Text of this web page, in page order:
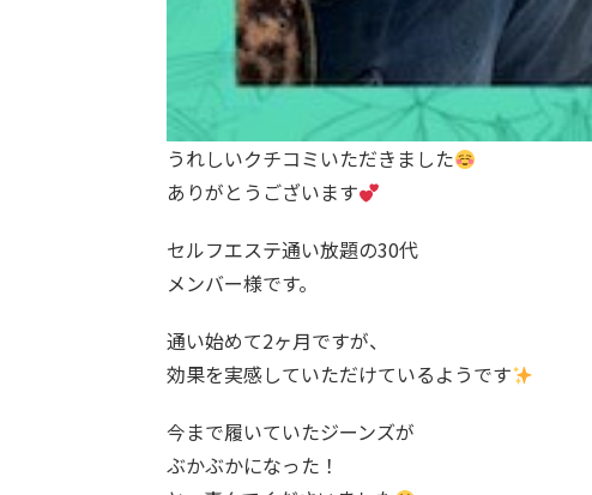
うれしいクチコミいただきました
ありがとうございます
セルフエステ通い放題の30代
メンバー様です。
通い始めて2ヶ月ですが、
効果を実感していただけているようです
今まで履いていたジーンズが
ぶかぶかになった！